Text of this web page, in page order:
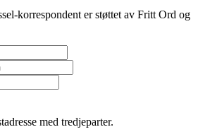
korrespondent er støttet av Fritt Ord og
med tredjeparter.